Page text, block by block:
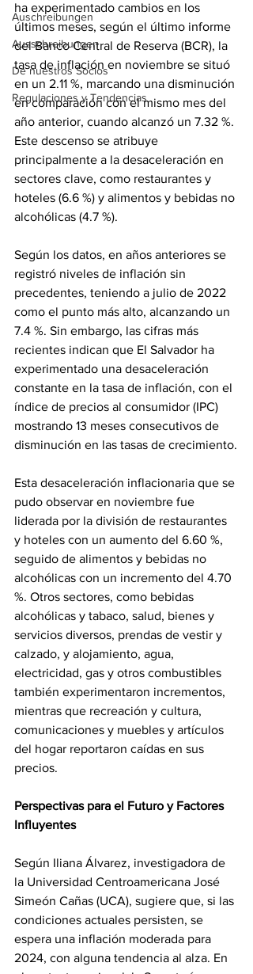
Auschreibungen
Ausschreibungen
De nuestros Socios
Regulaciones y Tendencias
ha experimentado cambios en los
últimos meses, según el último informe
del Banco Central de Reserva (BCR), la
tasa de inflación en noviembre se situó
en un 2.11 %, marcando una disminución
en comparación con el mismo mes del
año anterior, cuando alcanzó un 7.32 %.
Este descenso se atribuye
principalmente a la desaceleración en
sectores clave, como restaurantes y
hoteles (6.6 %) y alimentos y bebidas no
alcohólicas (4.7 %).
Según los datos, en años anteriores se
registró niveles de inflación sin
precedentes, teniendo a julio de 2022
como el punto más alto, alcanzando un
7.4 %. Sin embargo, las cifras más
recientes indican que El Salvador ha
experimentado una desaceleración
constante en la tasa de inflación, con el
índice de precios al consumidor (IPC)
mostrando 13 meses consecutivos de
disminución en las tasas de crecimiento.
Esta desaceleración inflacionaria que se
pudo observar en noviembre fue
liderada por la división de restaurantes
y hoteles con un aumento del 6.60 %,
seguido de alimentos y bebidas no
alcohólicas con un incremento del 4.70
%. Otros sectores, como bebidas
alcohólicas y tabaco, salud, bienes y
servicios diversos, prendas de vestir y
calzado, y alojamiento, agua,
electricidad, gas y otros combustibles
también experimentaron incrementos,
mientras que recreación y cultura,
comunicaciones y muebles y artículos
del hogar reportaron caídas en sus
precios.
Perspectivas para el Futuro y Factores
Influyentes
Según Iliana Álvarez, investigadora de
la Universidad Centroamericana José
Simeón Cañas (UCA), sugiere que, si las
condiciones actuales persisten, se
espera una inflación moderada para
2024, con alguna tendencia al alza. En